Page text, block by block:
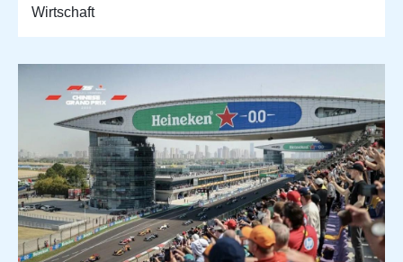
Wirtschaft